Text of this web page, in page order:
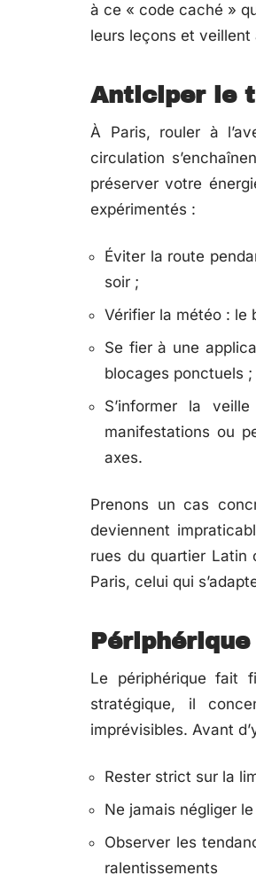
à ce « code caché »
leurs leçons et
Anticiper le
À Paris, rouler à
circulation
préserver votre
expérimentés :
Éviter la route
soir ;
Vérifier la météo : le
Se fier à une
blocages ponctuels ;
S’informer la
manifestations ou
axes.
Prenons un cas
deviennent
rues du quartier Latin
Paris, celui qui
Le périphérique fait
stratégique, il
imprévisibles. Avant
Rester strict sur la
Ne jamais négliger
Observer les
ralentissements